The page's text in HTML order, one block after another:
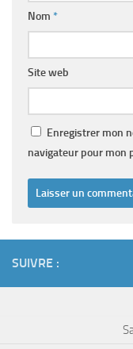
Nom *
Site web
Enregistrer mon
navigateur pour mon
SUIVRE :